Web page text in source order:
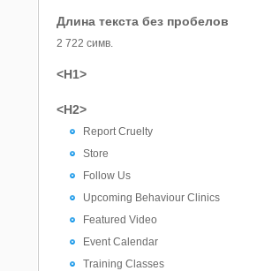
Длина текста без пробелов
2 722 симв.
<H1>
<H2>
Report Cruelty
Store
Follow Us
Upcoming Behaviour Clinics
Featured Video
Event Calendar
Training Classes